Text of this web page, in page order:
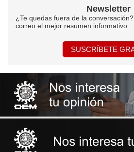
Newsletter
¿Te quedas fuera de la
correo el mejor resumen informativo.
SUSCRÍBETE